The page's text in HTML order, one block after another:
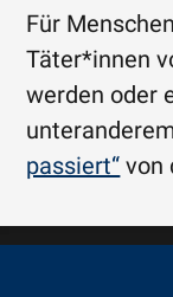
Für
Täter*innen
werden oder
passiert“ von